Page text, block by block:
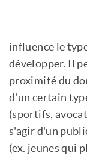
influence le
développer. Il
proximité du
d'un certain
(sportifs,
s'agir d'un
(ex. jeunes qui